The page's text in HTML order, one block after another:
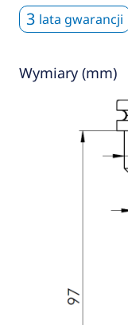
3 lata gwarancji
Wymiary (mm)